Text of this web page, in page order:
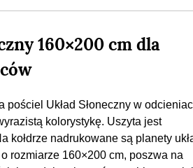
160×200 cm dla
pościel Układ Słoneczny w
kolorystykę. Uszyta jest
kołdrze nadrukowane są planety
rozmiarze 160×200 cm, poszwa na